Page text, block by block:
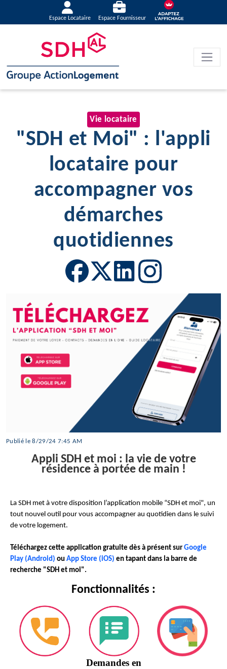
Espace Locataire Espace Fournisseur
Vie locataire
"SDH et Moi" : l'appli
locataire pour
accompagner vos
démarches
quotidiennes
Publié le 8/29/24 7:45 AM
Appli SDH et moi : la vie de votre
résidence à portée de main !
La SDH met à votre disposition l’application mobile “SDH et moi", un
tout nouvel outil pour vous accompagner au quotidien dans le suivi
de votre logement.
Téléchargez cette application gratuite dès à présent sur Google
Play (Android) ou App Store (iOS) en tapant dans la barre de
recherche "SDH et moi".
Fonctionnalités :
Demandes en